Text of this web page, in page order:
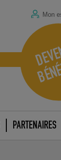
Mon
PARTENAIRES